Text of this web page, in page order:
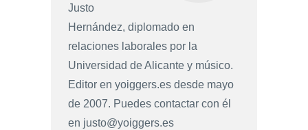
Justo
Hernández, diplomado en
relaciones laborales por la
Universidad de Alicante y músico.
Editor en yoiggers.es desde mayo
de 2007. Puedes contactar con él
en justo@yoiggers.es